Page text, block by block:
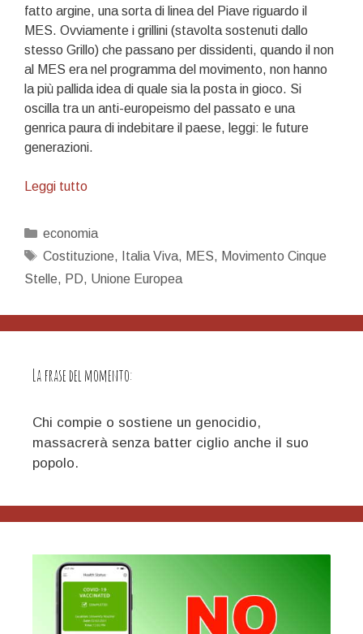
fatto argine, una sorta di linea del Piave riguardo il
MES. Ovviamente i grillini (stavolta sostenuti dallo
stesso Grillo) che passano per dissidenti, quando il non
al MES era nel programma del movimento, non hanno
la più pallida idea di quale sia la posta in gioco. Si
oscilla tra un anti-europeismo del passato e una
genrica paura di indebitare il paese, leggi: le future
generazioni.
Leggi tuttoLa
e
la
Categorie
economia
Tag
Costituzione, Italia Viva, MES, Movimento Cinque
Stelle, PD, Unione Europea
La frase del momento:
Chi compie o sostiene un genocidio,
massacrerà senza batter ciglio anche il suo
popolo.